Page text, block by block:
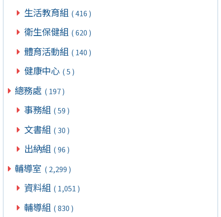
生活教育組 ( 416 )
衛生保健組 ( 620 )
體育活動組 ( 140 )
健康中心 ( 5 )
總務處 ( 197 )
事務組 ( 59 )
文書組 ( 30 )
出納組 ( 96 )
輔導室 ( 2,299 )
資料組 ( 1,051 )
輔導組 ( 830 )